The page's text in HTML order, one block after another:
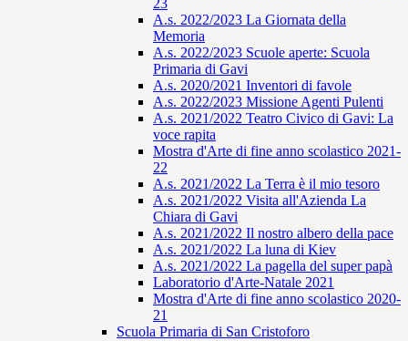
23
A.s. 2022/2023 La Giornata della
Memoria
A.s. 2022/2023 Scuole aperte: Scuola
Primaria di Gavi
A.s. 2020/2021 Inventori di favole
A.s. 2022/2023 Missione Agenti Pulenti
A.s. 2021/2022 Teatro Civico di Gavi: La
voce rapita
Mostra d'Arte di fine anno scolastico 2021-
22
A.s. 2021/2022 La Terra è il mio tesoro
A.s. 2021/2022 Visita all'Azienda La
Chiara di Gavi
A.s. 2021/2022 Il nostro albero della pace
A.s. 2021/2022 La luna di Kiev
A.s. 2021/2022 La pagella del super papà
Laboratorio d'Arte-Natale 2021
Mostra d'Arte di fine anno scolastico 2020-
21
Scuola Primaria di San Cristoforo